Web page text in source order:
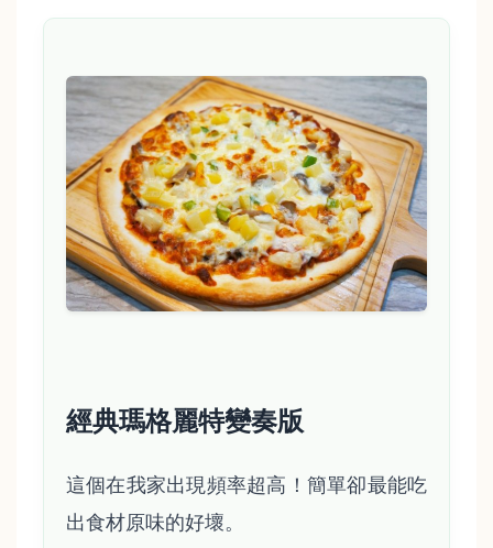
經典瑪格麗特變奏版
這個在我家出現頻率超高！簡單卻最能吃
出食材原味的好壞。